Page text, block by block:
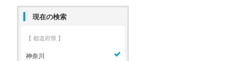
現在の検索
【 都道府県 】
神奈川